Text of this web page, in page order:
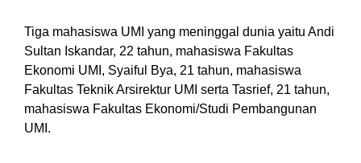
Tiga mahasiswa UMI yang meninggal dunia yaitu Andi
Sultan Iskandar, 22 tahun, mahasiswa Fakultas
Ekonomi UMI, Syaiful Bya, 21 tahun, mahasiswa
Fakultas Teknik Arsirektur UMI serta Tasrief, 21 tahun,
mahasiswa Fakultas Ekonomi/Studi Pembangunan
UMI.